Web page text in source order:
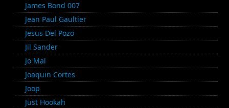
James Bond 007
Jean Paul Gaultier
Jesus Del Pozo
Jil Sander
Jo Mal
Joaquin Cortes
Joop
Just Hookah